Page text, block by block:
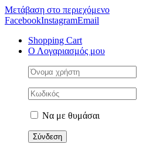
Μετάβαση στο περιεχόμενο
FacebookInstagramEmail
Shopping Cart
Ο Λογαριασμός μου
Να με θυμάσαι